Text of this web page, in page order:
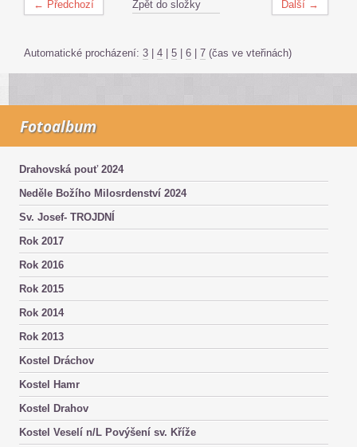
← Předchozí Další →
Zpět do složky
Automatické procházení: 3 4 5 6 7 (čas ve vteřinách)
Fotoalbum
Drahovská pouť 2024
Neděle Božího Milosrdenství 2024
Sv. Josef- TROJDNÍ
Rok 2017
Rok 2016
Rok 2015
Rok 2014
Rok 2013
Kostel Dráchov
Kostel Hamr
Kostel Drahov
Kostel Veselí n/L Povýšení sv. Kříže